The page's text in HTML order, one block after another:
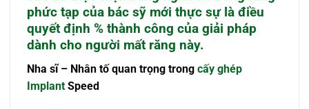
phức tạp của bác sỹ mới thực sự là điều
quyết định % thành công của giải pháp
dành cho người mất răng này.
Nha sĩ – Nhân tố quan trọng trong cấy ghép
Implant Speed